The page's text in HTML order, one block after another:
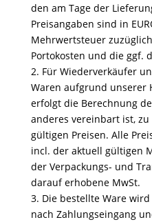
den am Tage der
Preisangaben sind in
Mehrwertsteuer
Portokosten und die ggf.
2. Für Wiederverkäufer
Waren aufgrund unserer
erfolgt die Berechnung
anderes vereinbart ist,
gültigen Preisen. Alle
incl. der aktuell gültigen
der Verpackungs- und
darauf erhobene MwSt.
3. Die bestellte Ware
nach Zahlungseingang